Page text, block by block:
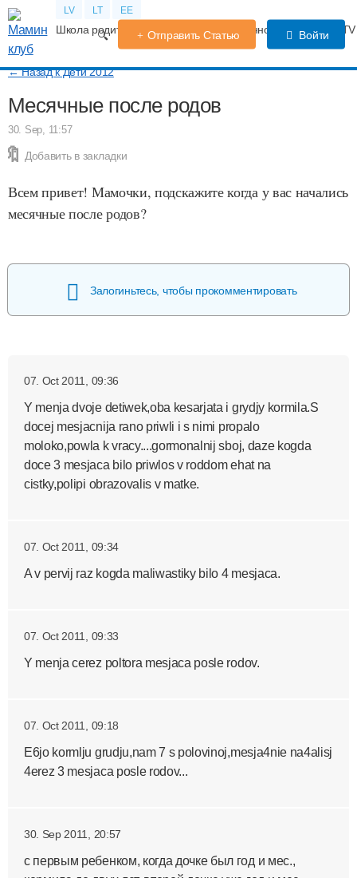
LV LT EE
Школа родителей Календарь беременности Форум
Отправить Статью Войти
← Назад к Дети 2012
Месячные после родов
30. Sep, 11:57
Добавить в закладки
Всем привет! Мамочки, подскажите когда у вас начались
месячные после родов?
Залогиньтесь, чтобы прокомментировать
07. Oct 2011, 09:36
Y menja dvoje detiwek,oba kesarjata i grydjy kormila.S
docej mesjacnija rano priwli i s nimi propalo
moloko,powla k vracy....gormonalnij sboj, daze kogda
doce 3 mesjaca bilo priwlos v roddom ehat na
cistky,polipi obrazovalis v matke.
07. Oct 2011, 09:34
A v pervij raz kogda maliwastiky bilo 4 mesjaca.
07. Oct 2011, 09:33
Y menja cerez poltora mesjaca posle rodov.
07. Oct 2011, 09:18
E6jo kormlju grudju,nam 7 s polovinoj,mesja4nie na4alisj
4erez 3 mesjaca posle rodov...
30. Sep 2011, 20:57
с первым ребенком, когда дочке был год и мес.,